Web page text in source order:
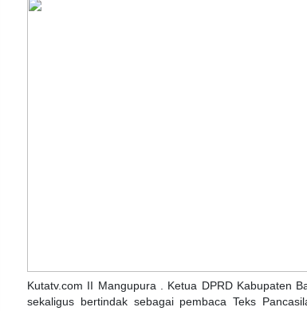
Kutatv.com II Mangupura . Ketua DPRD Kabupaten
sekaligus bertindak sebagai pembaca Teks